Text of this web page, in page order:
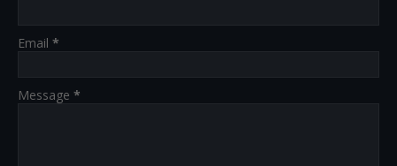
Email *
Message *